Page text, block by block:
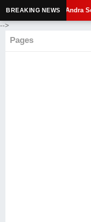
-->
Pages
BREAKING NEWS
Gubernur Andra Soni Tata